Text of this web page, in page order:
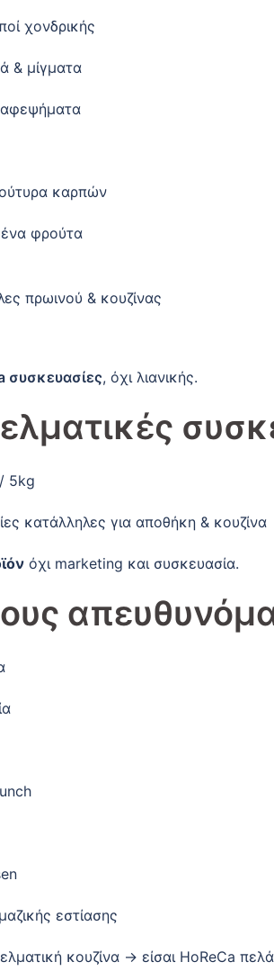
χονδρικής
& μίγματα
καρπών
φρούτα
πρωινού & κουζίνας
συσκευασίες, όχι λιανικής.
5kg
κατάλληλες για αποθήκη & κουζίνα
όχι marketing και συσκευασία.
εστίασης
κουζίνα → είσαι HoReCa